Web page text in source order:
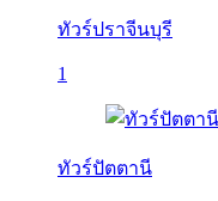
ทัวร์ปราจีนบุรี
1
ทัวร์ปัตตานี